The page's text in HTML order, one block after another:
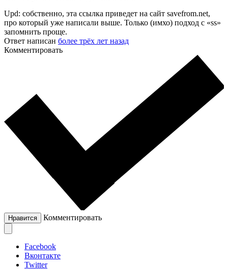
Upd: собственно, эта ссылка приведет на сайт savefrom.net,
про который уже написали выше. Только (имхо) подход с «ss»
запомнить проще.
Ответ написан более трёх лет назад
Комментировать
Нравится Комментировать
Facebook
Вконтакте
Twitter